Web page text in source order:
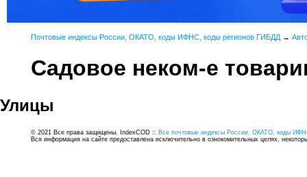
Почтовые индексы России, ОКАТО, коды ИФНС, коды регионов ГИБДД →
Садовое неком-е
Улицы
© 2021 Все права защищены. IndexCOD :: Все почтовые индексы России, ОКАТО, коды
Вся информация на сайте предоставлена исключительно в ознокомительных целях,